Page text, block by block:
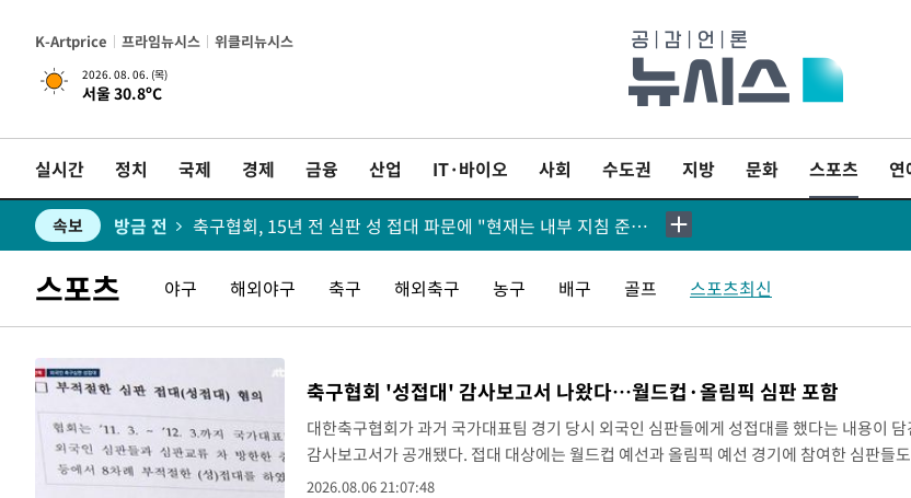
K-Artprice 프라임뉴시스 위클리뉴시스
2026. 08. 06. (목)
서울 30.8ºC
실시간 정치 국제 경제 금융 산업 IT·바이오 사회 수도권 지방 문화 스포츠 연
속보 방금 전 [속보] 뉴욕증시, 혼조 출발…나스닥 0.3%↓, 다우 0.14%↑
속보 방금 전 축구협회, 15년 전 심판 성 접대 파문에 "현재는 내부 지침 준수"
속보 방금 전 경찰, '홍명보는 2순위' 결론냈던 스포츠윤리센터도 압수수색
속보 방금 전 [속보]합참 "北 발사체는 단거리탄도미사일…감시·경계태세 강화"
속보 日방위성, 北이 동해로 쏜 발사체는 탄도미사일 가능성
속보 1분 전 [속보] SKT, 에이닷 서비스 장애 발생…"원인 파악 중"
속보 11분 전 [속보]합참 "북, 동해상으로 미상 발사체 발사"
스포츠 야구 해외야구 축구 해외축구 농구 배구 골프 스포츠최신
축구협회 '성접대' 감사보고서 나왔다…월드컵·올림픽 심판 포함
대한축구협회가 과거 국가대표팀 경기 당시 외국인 심판들에게 성접대를 했다는 내용이
감사보고서가 공개됐다. 접대 대상에는 월드컵 예선과 올림픽 예선 경기에 참여한 심판들
타났다.6일 JTBC 보도에 따르면 문체부가 2016년 작성한 '대한축구협회 임직원 등 비리 조
2026.08.06 21:07:48